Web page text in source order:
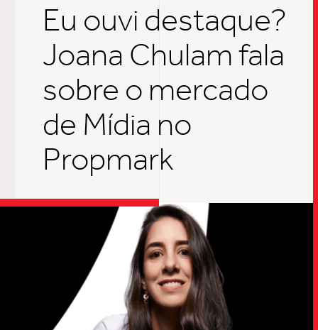
Eu ouvi destaque?
Joana Chulam fala
sobre o mercado
de Mídia no
Propmark